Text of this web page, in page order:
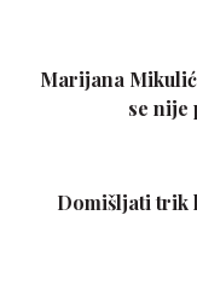
Marijana
se nije
Domišljati trik